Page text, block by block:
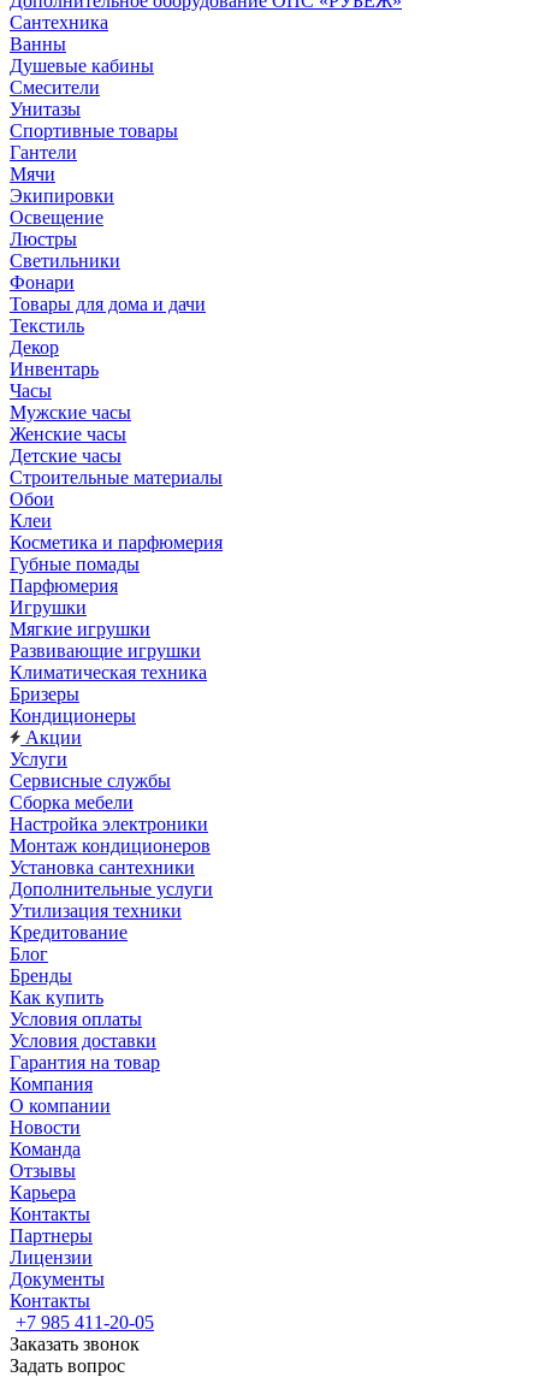
Сантехника
Ванны
Душевые кабины
Смесители
Унитазы
Спортивные товары
Гантели
Мячи
Экипировки
Освещение
Люстры
Светильники
Фонари
Товары для дома и дачи
Текстиль
Декор
Инвентарь
Часы
Мужские часы
Женские часы
Детские часы
Строительные материалы
Обои
Клеи
Косметика и парфюмерия
Губные помады
Парфюмерия
Игрушки
Мягкие игрушки
Развивающие игрушки
Климатическая техника
Бризеры
Кондиционеры
Акции
Услуги
Сервисные службы
Сборка мебели
Настройка электроники
Монтаж кондиционеров
Установка сантехники
Дополнительные услуги
Утилизация техники
Кредитование
Блог
Бренды
Как купить
Условия оплаты
Условия доставки
Гарантия на товар
Компания
О компании
Новости
Команда
Отзывы
Карьера
Контакты
Партнеры
Лицензии
Документы
Контакты
+7 985 411-20-05
Заказать звонок
Задать вопрос